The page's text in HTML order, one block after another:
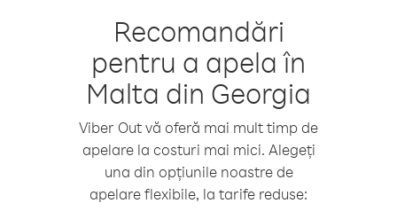
Recomandări
pentru a apela în
Malta din Georgia
Viber Out vă oferă mai mult timp de
apelare la costuri mai mici. Alegeți
una din opțiunile noastre de
apelare flexibile, la tarife reduse: